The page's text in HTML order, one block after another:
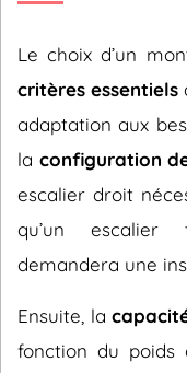
Le choix d’un
critères essentiels
adaptation aux
la configuration
escalier droit
qu’un
demandera une
Ensuite, la
fonction du poids